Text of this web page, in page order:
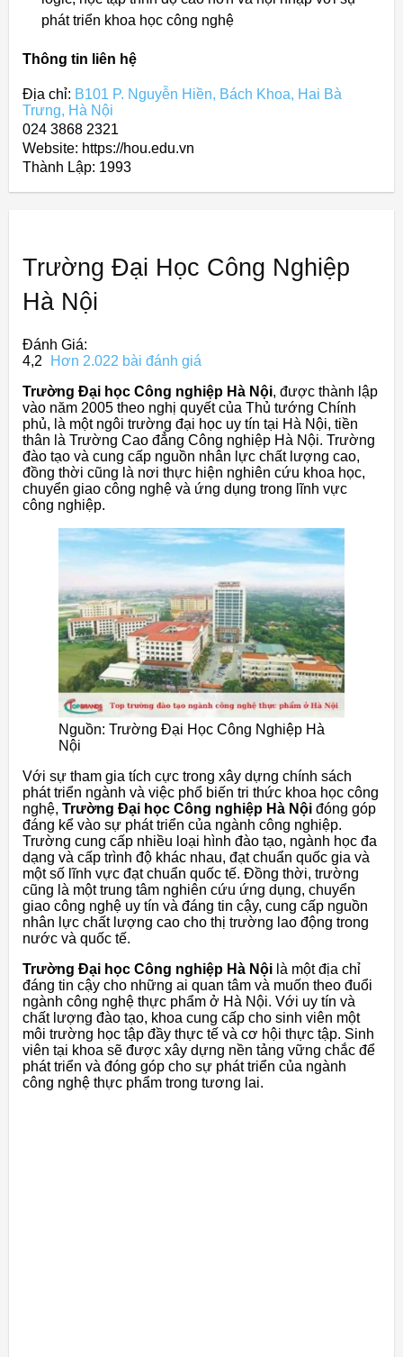
phát triển khoa học công nghệ
Thông tin liên hệ
Địa chỉ: B101 P. Nguyễn Hiền, Bách Khoa, Hai Bà
Trưng, Hà Nội
024 3868 2321
Website: https://hou.edu.vn
Thành Lập: 1993
Trường Đại Học Công Nghiệp
Hà Nội
Đánh Giá:
4,2
Hơn 2.022 bài đánh giá
Trường Đại học Công nghiệp Hà Nội, được thành lập
vào năm 2005 theo nghị quyết của Thủ tướng Chính
phủ, là một ngôi trường đại học uy tín tại Hà Nội, tiền
thân là Trường Cao đẳng Công nghiệp Hà Nội. Trường
đào tạo và cung cấp nguồn nhân lực chất lượng cao,
đồng thời cũng là nơi thực hiện nghiên cứu khoa học,
chuyển giao công nghệ và ứng dụng trong lĩnh vực
công nghiệp.
Nguồn: Trường Đại Học Công Nghiệp Hà
Nội
Với sự tham gia tích cực trong xây dựng chính sách
phát triển ngành và việc phổ biến tri thức khoa học công
nghệ, Trường Đại học Công nghiệp Hà Nội đóng góp
đáng kể vào sự phát triển của ngành công nghiệp.
Trường cung cấp nhiều loại hình đào tạo, ngành học đa
dạng và cấp trình độ khác nhau, đạt chuẩn quốc gia và
một số lĩnh vực đạt chuẩn quốc tế. Đồng thời, trường
cũng là một trung tâm nghiên cứu ứng dụng, chuyển
giao công nghệ uy tín và đáng tin cậy, cung cấp nguồn
nhân lực chất lượng cao cho thị trường lao động trong
nước và quốc tế.
Trường Đại học Công nghiệp Hà Nội là một địa chỉ
đáng tin cậy cho những ai quan tâm và muốn theo đuổi
ngành công nghệ thực phẩm ở Hà Nội. Với uy tín và
chất lượng đào tạo, khoa cung cấp cho sinh viên một
môi trường học tập đầy thực tế và cơ hội thực tập. Sinh
viên tại khoa sẽ được xây dựng nền tảng vững chắc để
phát triển và đóng góp cho sự phát triển của ngành
công nghệ thực phẩm trong tương lai.